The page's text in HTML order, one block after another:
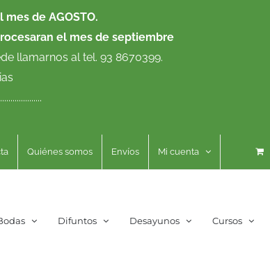
mes de AGOSTO.
el mes de septiembre
llamarnos al tel. 93 8670399.
Quiénes somos Envíos Mi cuenta
Difuntos Desayunos Cursos